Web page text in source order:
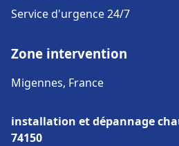
Service d'urgence 24/7
Zone intervention
Migennes, France
installation et dépannage
74150